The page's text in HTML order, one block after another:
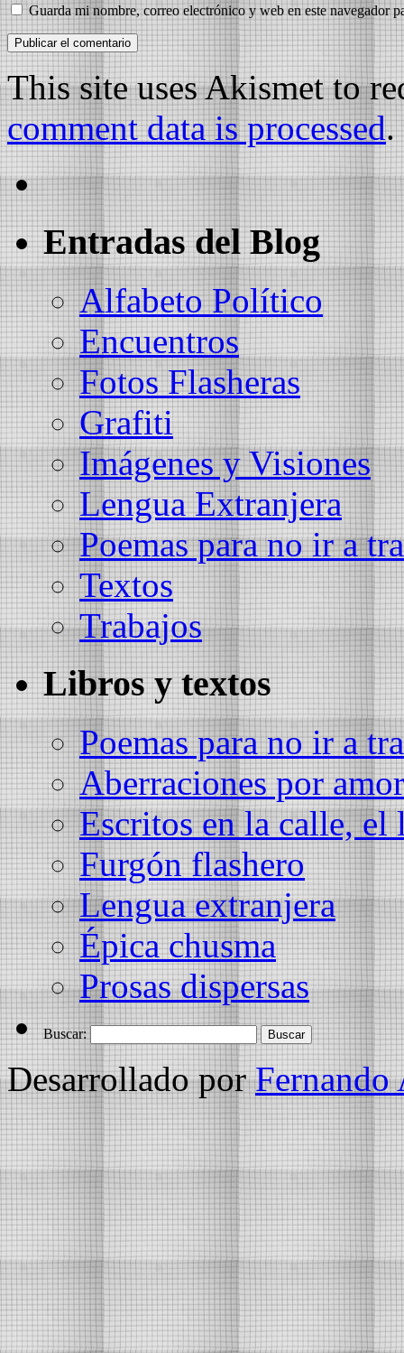
Guarda mi nombre, correo electrónico y web en este navegador
This site uses Akismet to
comment data is processed.
Entradas del Blog
Alfabeto Político
Encuentros
Fotos Flasheras
Grafiti
Imágenes y Visiones
Lengua Extranjera
Poemas para no ir a
Textos
Trabajos
Libros y textos
Poemas para no ir a
Aberraciones por amor
Escritos en la calle, el
Furgón flashero
Lengua extranjera
Épica chusma
Prosas dispersas
Buscar:
Desarrollado porFernando